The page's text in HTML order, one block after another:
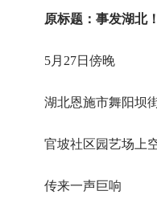
原标题：事发湖北
5月27日傍晚
湖北恩施市舞阳坝
官坡社区园艺场上
传来一声巨响